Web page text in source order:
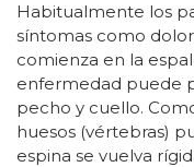
Habitualmente los
síntomas como
comienza en la
enfermedad puede
pecho y cuello.
huesos (vértebras)
espina se vuelva